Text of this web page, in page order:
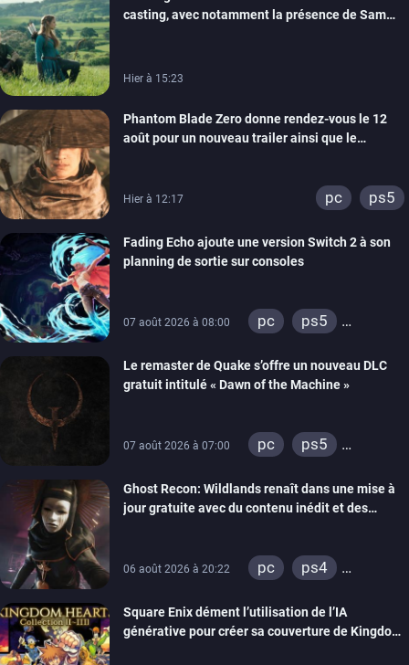
casting, avec notamment la présence de Sam
Hier à 15:23
Phantom Blade Zero donne rendez-vous le 12
août pour un nouveau trailer ainsi que le
Hier à 12:17 pc ps5
Fading Echo ajoute une version Switch 2 à son
planning de sortie sur consoles
07 août 2026 à 08:00 pc
ps5
Le remaster de Quake s’offre un nouveau DLC
gratuit intitulé « Dawn of the Machine »
07 août 2026 à 07:00 pc
ps5
switch
ps4
xbox one
Ghost Recon: Wildlands renaît dans une mise à
jour gratuite avec du contenu inédit et des
06 août 2026 à 20:22 pc
ps4
Square Enix dément l’utilisation de l’IA
générative pour créer sa couverture de Kingdom